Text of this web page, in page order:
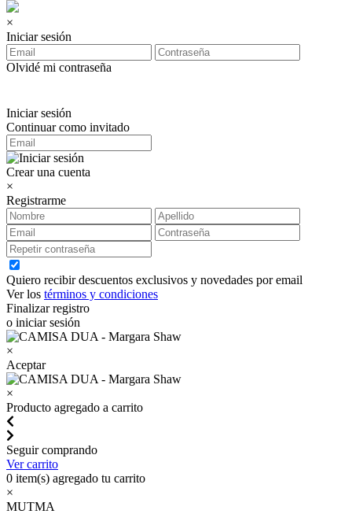
×
Iniciar sesión
Olvidé mi contraseña
Iniciar sesión
Continuar como invitado
Crear una cuenta
×
Registrarme
Quiero recibir descuentos exclusivos y novedades por email
Ver los términos y condiciones
Finalizar registro
o iniciar sesión
×
Aceptar
×
Producto agregado a carrito
Seguir comprando
Ver carrito
0 item(s) agregado tu carrito
×
MUTMA